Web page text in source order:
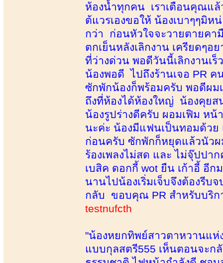
ห้องน้ำทุกคน เราเตือนคุณแ
ต้แวรเองขอให้ น้องเบาๆๆมิ
กว่า ก่อนหัวใจจะวายตายคา
ตกเย็นหลังเลิกงาน เครียดๆ
ที่ว่างด่วน พอดีวันนี้เลิกงานเ
น้องพอดี ไปถึงร้านเจอ PR
ซักพักน้องก็พร้อมครับ พอดีผม
ถึงที่ห้องได้ห้องใหญ่ น้องคุย
น้องรูปร่างดีครับ ผอมเฟิม ห
นะค่ะ น้องมีแฟนเป็นทอมด้วย
ก่อนครับ ซักพักก็หยุดแล้วนัวผ
ร้องเพลงไม่สด และ ไม่จุ๊ปปา
เบสิค ดอกกี้ wot ยืน เก้าอี้ อี
นานไปน้องเริ่มเจ็บจึงต้องรี
กลับ ขอบคุณ PR สำหรับบริก
testnufcth
"น้องหยกทิพย์สาวตาหวานแห่
แบบกุลสตรี555 เห็นตอนจะก